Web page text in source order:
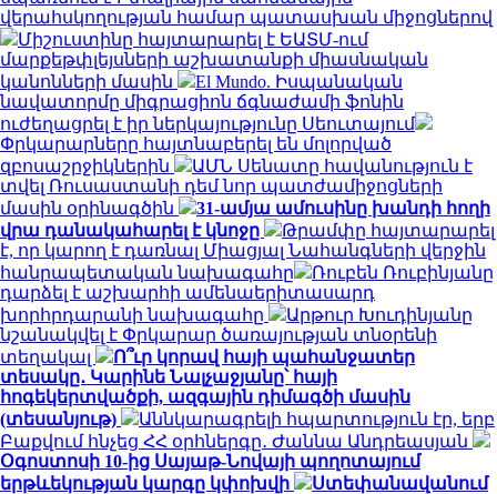
վերահսկողության համար պատասխան միջոցներով
Միշուստինը հայտարարել է ԵԱՏՄ-ում
մարքեթփլեյսների աշխատանքի միասնական
կանոնների մասին
El Mundo. Իսպանական
նավատորմը միգրացիոն ճգնաժամի ֆոնին
ուժեղացրել է իր ներկայությունը Սեուտայում
Փրկարարները հայտնաբերել են մոլորված
զբոսաշրջիկներին
ԱՄՆ Սենատը հավանություն է
տվել Ռուսաստանի դեմ նոր պատժամիջոցների
մասին օրինագծին
31-ամյա ամուսինը խանդի հողի
վրա դանակահարել է կնոջը
Թրամփը հայտարարել
է, որ կարող է դառնալ Միացյալ Նահանգների վերջին
հանրապետական ​​նախագահը
Ռուբեն Ռուբինյանը
դարձել է աշխարհի ամենաերիտասարդ
խորհրդարանի նախագահը
Արթուր Խուդինյանը
նշանակվել է Փրկարար ծառայության տնօրենի
տեղակալ
Ո՞ւր կորավ հայի պահանջատեր
տեսակը․ Կարինե Նալչաջյանը՝ հայի
հոգեկերտվածքի, ազգային դիմագծի մասին
(տեսանյութ)
Աննկարագրելի հպարտություն էր, երբ
Բաքվում հնչեց ՀՀ օրհներգը․ Ժաննա Անդրեասյան
Օգոստոսի 10-ից Սայաթ-Նովայի պողոտայում
երթևեկության կարգը կփոխվի
Ստեփանավանում